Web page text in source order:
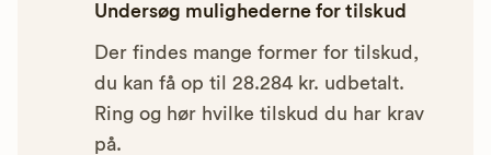
Undersøg mulighederne for tilskud
Der findes mange former for tilskud,
du kan få op til 28.284 kr. udbetalt.
Ring og hør hvilke tilskud du har krav
på.